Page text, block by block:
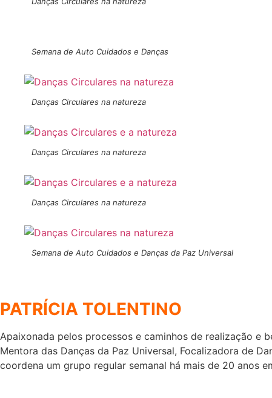
Semana de Auto Cuidados e Danças
Danças Circulares na natureza
Danças Circulares na natureza
Danças Circulares na natureza
Semana de Auto Cuidados e Danças da Paz Universal
PATRÍCIA TOLENTINO
Apaixonada pelos processos e caminhos de realização
Mentora das Danças da Paz Universal, Focalizadora de
coordena um grupo regular semanal há mais de 20 anos